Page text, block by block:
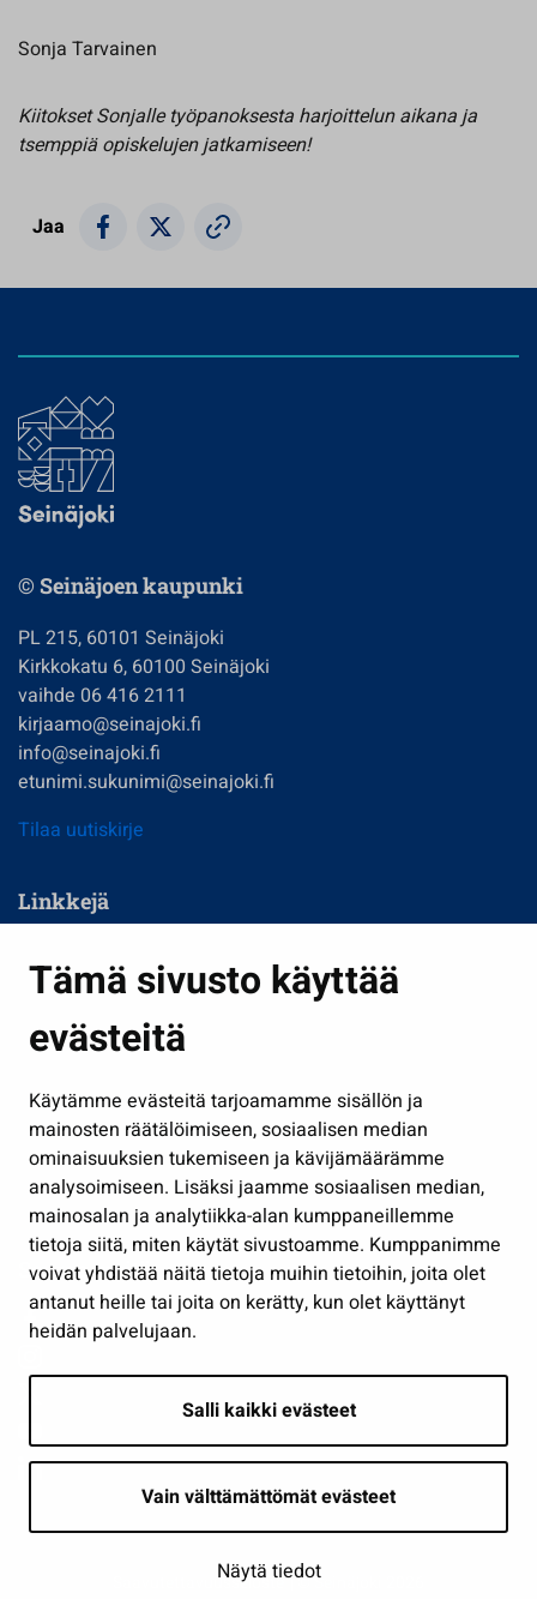
Tämä sivusto käyttää
evästeitä
Käytämme evästeitä tarjoamamme sisällön ja
mainosten räätälöimiseen, sosiaalisen median
ominaisuuksien tukemiseen ja kävijämäärämme
analysoimiseen. Lisäksi jaamme sosiaalisen median,
mainosalan ja analytiikka-alan kumppaneillemme
tietoja siitä, miten käytät sivustoamme. Kumppanimme
voivat yhdistää näitä tietoja muihin tietoihin, joita olet
antanut heille tai joita on kerätty, kun olet käyttänyt
heidän palvelujaan.
Salli kaikki evästeet
Vain välttämättömät evästeet
Näytä tiedot
Sonja Tarvainen
Kiitokset Sonjalle työpanoksesta harjoittelun aikana ja
tsemppiä opiskelujen jatkamiseen!
Jaa
© Seinäjoen kaupunki
PL 215, 60101 Seinäjoki
Kirkkokatu 6, 60100 Seinäjoki
vaihde 06 416 2111
kirjaamo@seinajoki.fi
info@seinajoki.fi
etunimi.sukunimi@seinajoki.fi
Tilaa uutiskirje
Linkkejä
Kasvatus ja opetus
Kulttuuri ja liikunta
Työ ja yrittäminen
Osallistu ja asioi
Näytä omat evästeasetukseni
Seuraa meitä
Saavutettavuusseloste | © Seinäjoki 2026